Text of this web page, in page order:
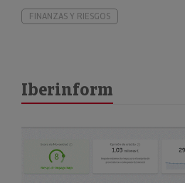
FINANZAS Y RIESGOS
Iberinform